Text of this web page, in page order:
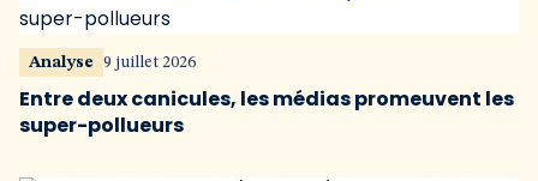
Analyse 9 juillet 2026
Entre deux canicules, les médias promeuvent les
super-pollueurs